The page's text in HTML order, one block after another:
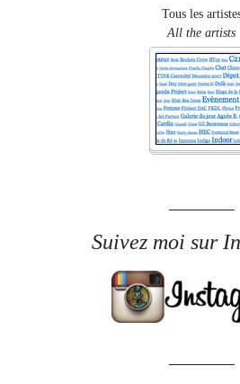
Tous les
All the artists
Suivez moi sur